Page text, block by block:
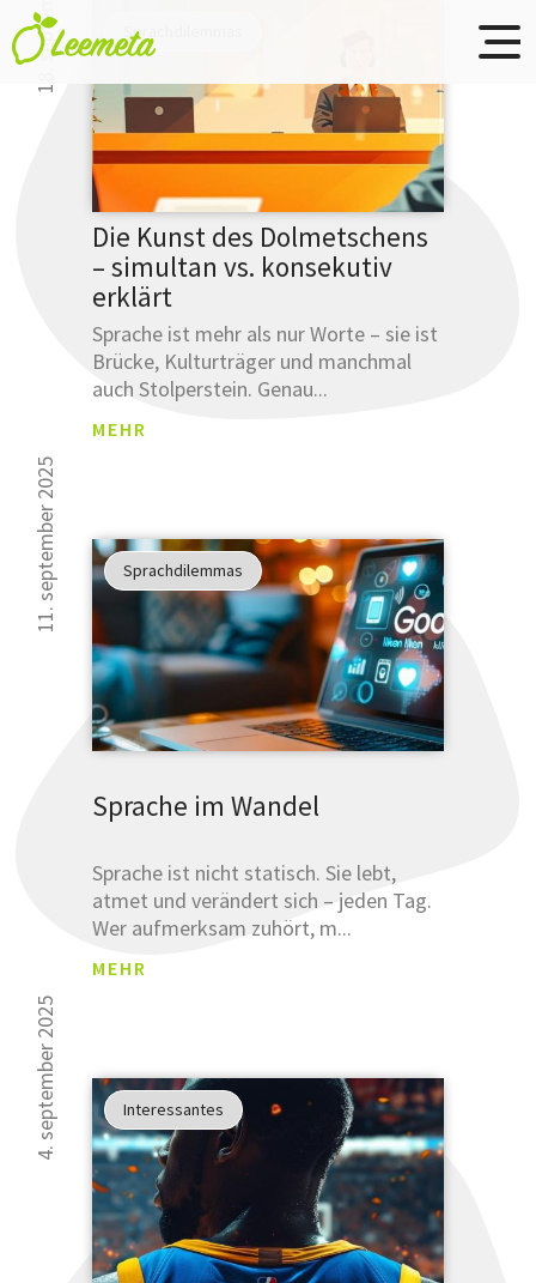
Skip to main content
Übersetzungsbüro
Leemeta
Sprachdilemmas
Die Kunst des Dolmetschens
– simultan vs. konsekutiv
erklärt
Sprache ist mehr als nur Worte – sie ist
Brücke, Kulturträger und manchmal
auch Stolperstein. Genau...
MEHR
11. september 2025 Sprachdilemmas
Sprache im Wandel
Sprache ist nicht statisch. Sie lebt,
atmet und verändert sich – jeden Tag.
Wer aufmerksam zuhört, m...
MEHR
4. september 2025 Interessantes
Studien
haben
...
an
unsere
Tipps
verbessern
können.
Glauben
Sie uns
sich nicht
NGSB
ESTÄ
TIGU
Was sind
Leemetas